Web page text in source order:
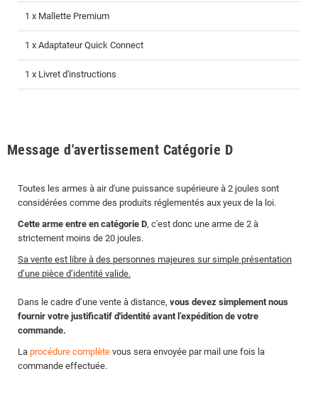
1 x Mallette Premium
1 x Adaptateur Quick Connect
1 x Livret d'instructions
Message d'avertissement Catégorie D
Toutes les armes à air d'une puissance supérieure à 2 joules sont
considérées comme des produits réglementés aux yeux de la loi.
Cette arme entre en catégorie D, c'est donc une arme de 2 à
strictement moins de 20 joules.
Sa vente est libre à des personnes majeures sur simple présentation
d’une pièce d’identité valide.
Dans le cadre d’une vente à distance, vous devez simplement nous
fournir votre justificatif d'identité avant l’expédition de votre
commande.
La procédure complète vous sera envoyée par mail une fois la
commande effectuée.